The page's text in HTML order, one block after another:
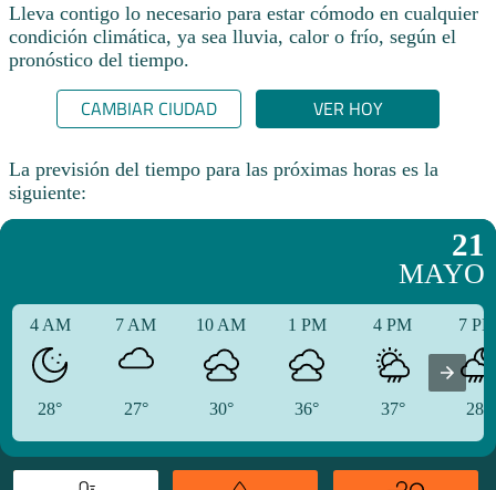
Lleva contigo lo necesario para estar cómodo en cualquier
condición climática, ya sea lluvia, calor o frío, según el
pronóstico del tiempo.
CAMBIAR CIUDAD VER HOY
La previsión del tiempo para las próximas horas es la
siguiente:
21
MAYO
4 AM
28°
7 AM
27°
10 AM
30°
1 PM
36°
4 PM
37°
7
28°